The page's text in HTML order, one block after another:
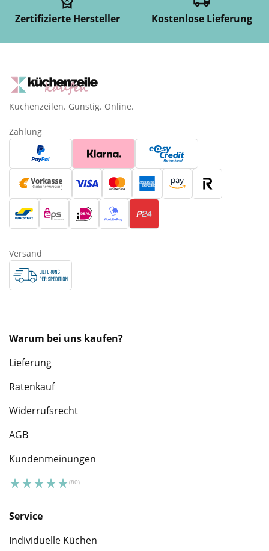
Zertifizierte Hersteller Kostenlose Lieferung
Küchenzeilen. Günstig. Online.
Zahlung
Versand
Warum bei uns kaufen?
Lieferung
Ratenkauf
Widerrufsrecht
AGB
Kundenmeinungen
Service
Individuelle Küchen